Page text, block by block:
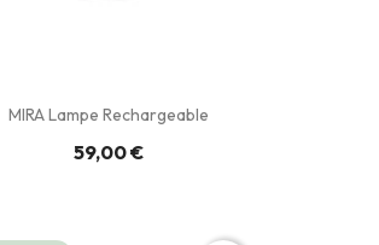
MIRA Lampe Rechargeable
59,00 €